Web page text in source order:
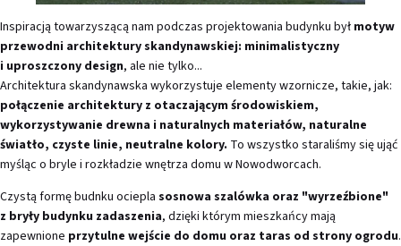
Inspiracją towarzyszącą nam podczas projektowania budynku był motyw
przewodni architektury skandynawskiej: minimalistyczny
i uproszczony design, ale nie tylko...
Architektura skandynawska wykorzystuje elementy wzornicze, takie, jak:
połączenie architektury z otaczającym środowiskiem,
wykorzystywanie drewna i naturalnych materiałów, naturalne
światło, czyste linie, neutralne kolory. To wszystko staraliśmy się ująć
myśląc o bryle i rozkładzie wnętrza domu w Nowodworcach.
Czystą formę budnku ociepla sosnowa szalówka oraz "wyrzeźbione"
z bryły budynku zadaszenia, dzięki którym mieszkańcy mają
zapewnione przytulne wejście do domu oraz taras od strony ogrodu.